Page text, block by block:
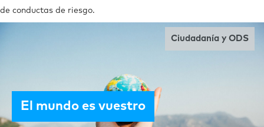
de conductas de riesgo.
El mundo es vuestro
Ciudadanía y ODS